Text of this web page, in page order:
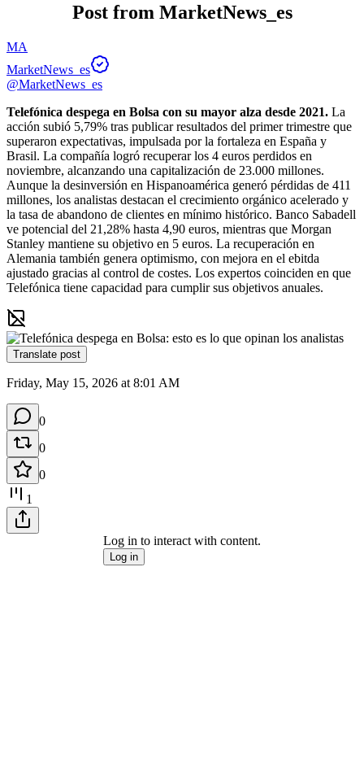
Post from MarketNews_es
MA
MarketNews_es
@MarketNews_es
Telefónica despega en Bolsa con su mayor alza desde 2021. La
acción subió 5,79% tras publicar resultados del primer trimestre que
superaron expectativas, impulsada por la fortaleza en España y
Brasil. La compañía logró recuperar los 4 euros perdidos en
noviembre, alcanzando una capitalización de 23.000 millones.
Aunque la desinversión en Hispanoamérica generó pérdidas de 411
millones, los analistas destacan el crecimiento orgánico acelerado y
la tasa de abandono de clientes en mínimo histórico. Banco Sabadell
ve potencial del 21,28% hasta 4,90 euros, mientras que Morgan
Stanley mantiene su objetivo en 5 euros. La recuperación en
Alemania también genera optimismo, con mejora en el ebitda
ajustado gracias al control de costes. Los expertos coinciden en que
Telefónica tiene capacidad para cumplir sus objetivos anuales.
Translate post
Friday, May 15, 2026 at 8:01 AM
0
0
0
1
Log in to interact with content.
Log in